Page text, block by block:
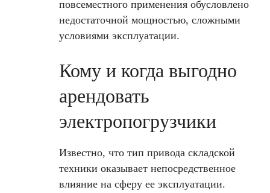
повсеместного применения обусловлено
недостаточной мощностью, сложными
условиями эксплуатации.
Кому и когда выгодно
арендовать
электропогрузчики
Известно, что тип привода складской
техники оказывает непосредственное
влияние на сферу ее эксплуатации.